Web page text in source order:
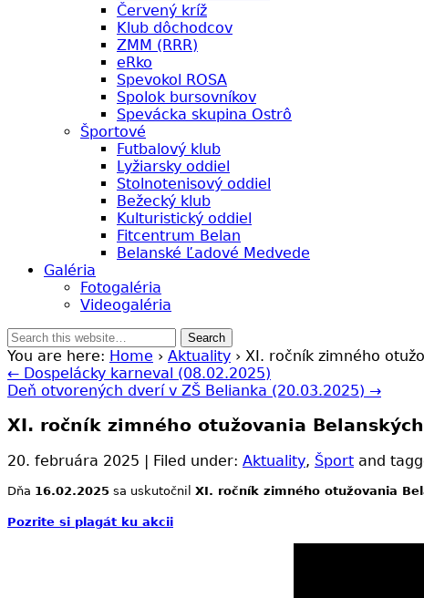
Červený kríž
Klub dôchodcov
ZMM (RRR)
eRko
Spevokol ROSA
Spolok bursovníkov
Spevácka skupina Ostrô
Športové
Futbalový klub
Lyžiarsky oddiel
Stolnotenisový oddiel
Bežecký klub
Kulturistický oddiel
Fitcentrum Belan
Belanské Ľadové Medvede
Galéria
Fotogaléria
Videogaléria
You are here: Home › Aktuality › XI. ročník zimného
← Dospelácky karneval (08.02.2025)
Deň otvorených dverí v ZŠ Belianka (20.03.2025) →
XI. ročník zimného otužovania
20. februára 2025 | Filed under: Aktuality, Šport and
Dňa 16.02.2025 sa uskutočnil XI. ročník zimného otužovania
Pozrite si plagát ku akcii